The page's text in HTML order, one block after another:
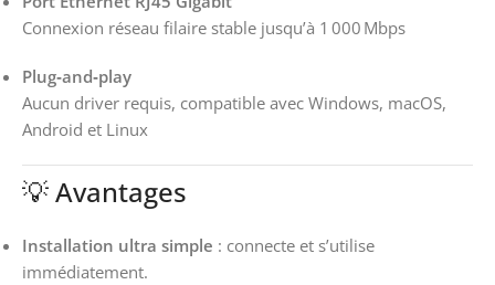
Connexion réseau filaire stable jusqu’à 1 000 Mbps
Plug‑and‑play
Aucun driver requis, compatible avec Windows, macOS,
Android et Linux
💡 Avantages
Installation ultra simple : connecte et s’utilise
immédiatement.